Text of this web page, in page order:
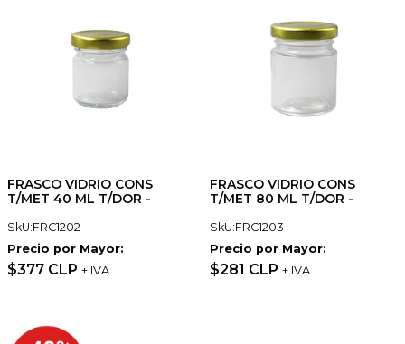
FRASCO VIDRIO CONS
T/MET 40 ML T/DOR -
SkU:FRC1202
Precio por Mayor:
$377 CLP + IVA
FRASCO VIDRIO CONS
T/MET 80 ML T/DOR -
SkU:FRC1203
Precio por Mayor:
$281 CLP + IVA